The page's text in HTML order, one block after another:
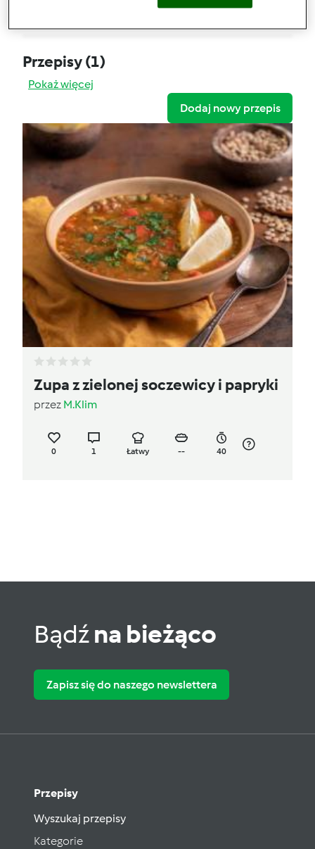
Przepisy(1)
Pokaż więcej
Dodaj nowy przepis
Zupa z zielonej soczewicy i papryki
przez M.Klim
0 1 Łatwy -- 40
Bądźna bieżąco
Zapisz się do naszego newslettera
Przepisy
Wyszukaj przepisy
Kategorie